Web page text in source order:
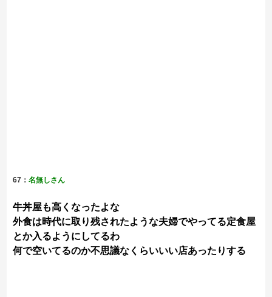
67：名無しさん
牛丼屋も高くなったよな
外食は時代に取り残されたような夫婦でやってる定食屋
とか入るようにしてるわ
何で空いてるのか不思議なくらいいい店あったりする